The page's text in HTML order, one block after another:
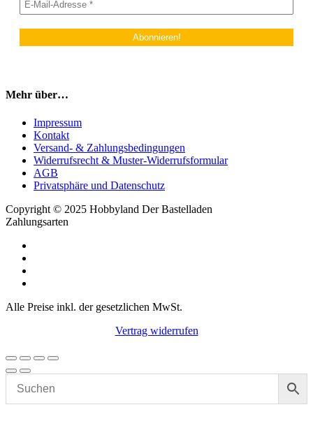
Mehr über…
Impressum
Kontakt
Versand- & Zahlungsbedingungen
Widerrufsrecht & Muster-Widerrufsformular
AGB
Privatsphäre und Datenschutz
Copyright © 2025 Hobbyland Der Bastelladen
Zahlungsarten
Alle Preise inkl. der gesetzlichen MwSt.
Vertrag widerrufen